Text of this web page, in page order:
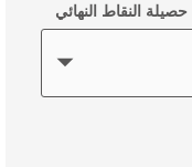
النقاط النهائي